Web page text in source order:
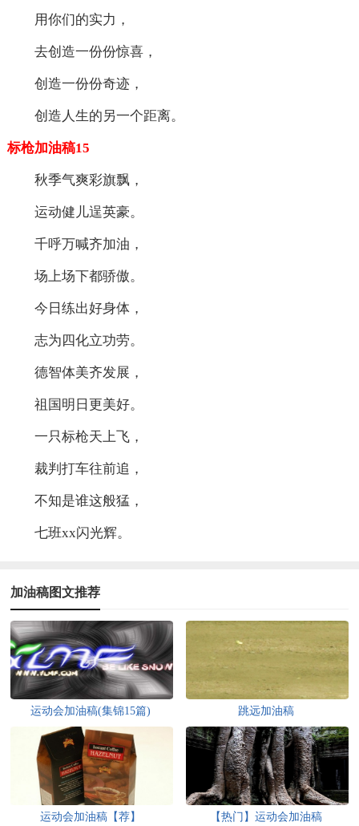
用你们的实力，
去创造一份份惊喜，
创造一份份奇迹，
创造人生的另一个距离。
标枪加油稿15
秋季气爽彩旗飘，
运动健儿逞英豪。
千呼万喊齐加油，
场上场下都骄傲。
今日练出好身体，
志为四化立功劳。
德智体美齐发展，
祖国明日更美好。
一只标枪天上飞，
裁判打车往前追，
不知是谁这般猛，
七班xx闪光辉。
加油稿图文推荐
运动会加油稿(集锦15篇) 跳远加油稿
运动会加油稿【荐】 【热门】运动会加油稿